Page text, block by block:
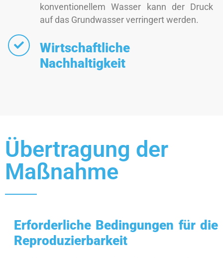
konventionellem Wasser kann der Druck
auf das Grundwasser verringert werden.
Wirtschaftliche
Nachhaltigkeit
Übertragung der
Maßnahme
Erforderliche Bedingungen für die
Reproduzierbarkeit